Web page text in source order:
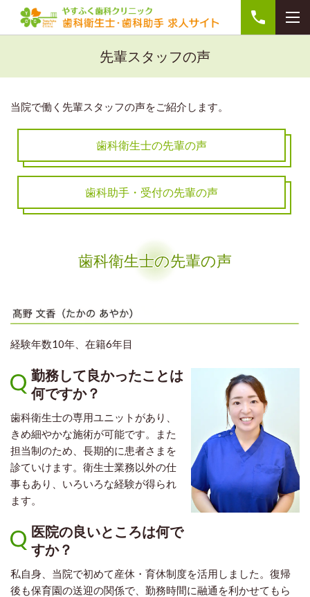
先輩スタッフの声
当院で働く先輩スタッフの声をご紹介します。
歯科衛生士の先輩の声
歯科助手・受付の先輩の声
歯科衛生士の先輩の声
経験年数10年、在籍6年目
勤務して良かったことは
何ですか？
歯科衛生士の専用ユニットがあり、
きめ細やかな施術が可能です。また
担当制のため、長期的に患者さまを
診ていけます。衛生士業務以外の仕
事もあり、いろいろな経験が得られ
ます。
医院の良いところは何で
すか？
私自身、当院で初めて産休・育休制度を活用しました。復帰
後も保育園の送迎の関係で、勤務時間に融通を利かせてもら